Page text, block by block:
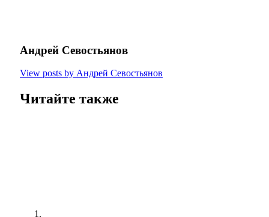
Андрей Севостьянов
View posts by Андрей Севостьянов
Читайте также